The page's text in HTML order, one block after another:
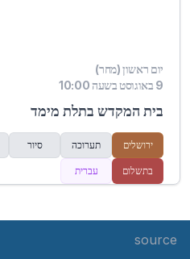
יום ראשון (מחר)
9 באוגוסט בשעה 10:00
בית המקדש בתלת מימד
ירושלים תערוכה סיור
בתשלום עברית
source